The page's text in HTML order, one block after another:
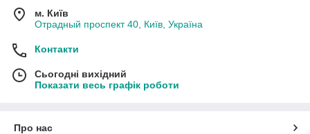
м. Київ
Отрадный проспект 40, Київ, Україна
Контакти
Сьогодні вихідний
Показати весь графік роботи
Про нас